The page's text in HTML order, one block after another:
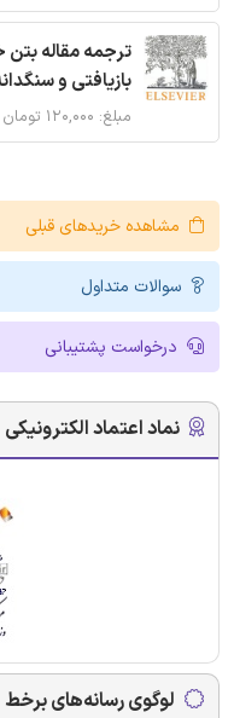
ترجمه مقاله بتن
بازیافتی و
مبلغ: ۱۲۰,۰۰۰ تومان
مشاهده خریدهای قبلی
سوالات متداول
درخواست پشتیبانی
نماد اعتماد الکترونیکی
لوگوی رسانه‌های برخط